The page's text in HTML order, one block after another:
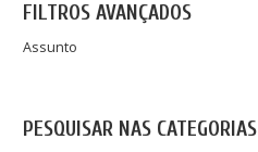
FILTROS AVANÇADOS
Assunto
PESQUISAR NAS CATEGORIAS